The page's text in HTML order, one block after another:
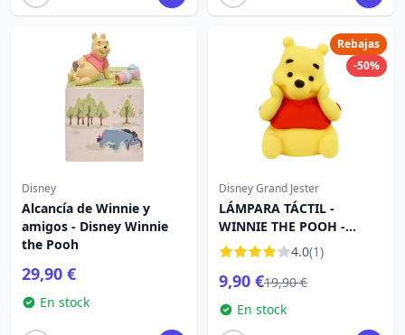
Disney
Alcancía de Winnie y
amigos - Disney Winnie
the Pooh
29,90 €
En stock
Rebajas
-50%
Disney Grand Jester
LÁMPARA TÁCTIL -
WINNIE THE POOH -
DISNEY GRAND JESTER
4.0(1)
9,90 €19,90 €
En stock